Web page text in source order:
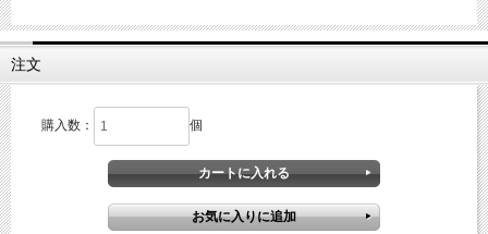
注文
購入数： 個